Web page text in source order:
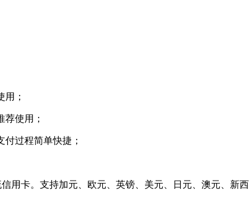
；
使用；
过程简单快捷；
信用卡。支持加元、欧元、英镑、美元、日元、澳元、